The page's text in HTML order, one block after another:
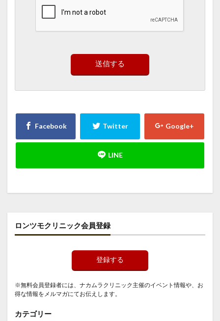
ロンツモクリニック会員登録
登録する
※無料会員登録者には、ナカムラクリニック主催のイベント情報や、お
得な情報をメルマガにてお伝えします。
カテゴリー